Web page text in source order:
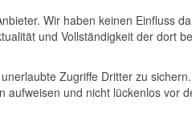
Wir haben keinen Einfluss
und Vollständigkeit der dort
Zugriffe Dritter zu sichern.
aufweisen und nicht lückenlos vor